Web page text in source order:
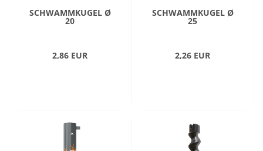
SCHWAMMKUGEL Ø
20
2,86 EUR
SCHWAMMKUGEL Ø
25
2,26 EUR